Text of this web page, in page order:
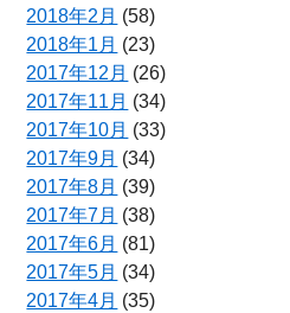
2018年2月 (58)
2018年1月 (23)
2017年12月 (26)
2017年11月 (34)
2017年10月 (33)
2017年9月 (34)
2017年8月 (39)
2017年7月 (38)
2017年6月 (81)
2017年5月 (34)
2017年4月 (35)